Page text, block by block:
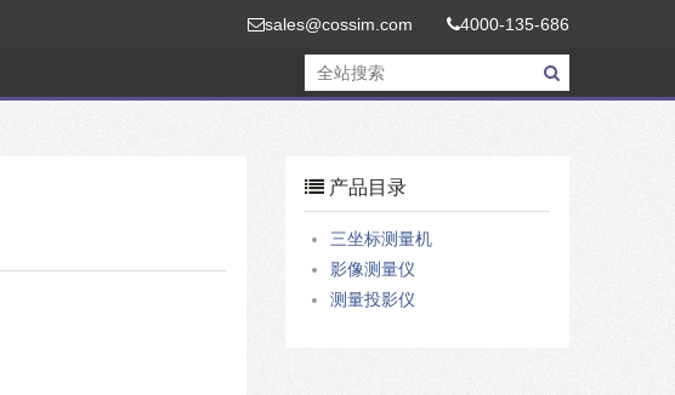
sales@cossim.com 4000-135-686
产品目录
三坐标测量机
影像测量仪
测量投影仪